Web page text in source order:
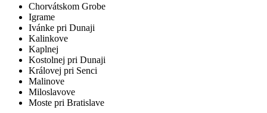
Chorvátskom Grobe
Igrame
Ivánke pri Dunaji
Kalinkove
Kaplnej
Kostolnej pri Dunaji
Královej pri Senci
Malinove
Miloslavove
Moste pri Bratislave